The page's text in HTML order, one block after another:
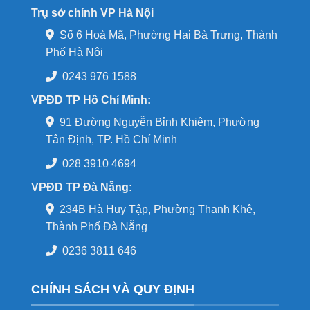
Trụ sở chính VP Hà Nội
Số 6 Hoà Mã, Phường Hai Bà Trưng, Thành
Phố Hà Nội
0243 976 1588
VPĐD TP Hồ Chí Minh:
91 Đường Nguyễn Bỉnh Khiêm, Phường
Tân Định, TP. Hồ Chí Minh
028 3910 4694
VPĐD TP Đà Nẵng:
234B Hà Huy Tập, Phường Thanh Khê,
Thành Phố Đà Nẵng
0236 3811 646
CHÍNH SÁCH VÀ QUY ĐỊNH